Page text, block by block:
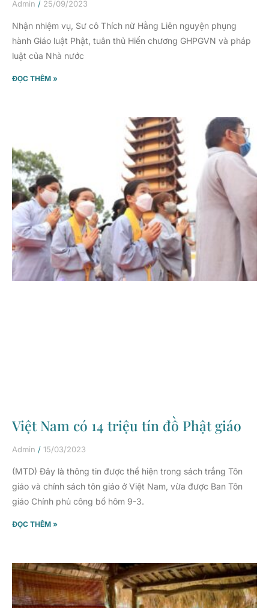
Admin 25/09/2023
Nhận nhiệm vụ, Sư cô Thích nữ Hằng Liên nguyện phụng
hành Giáo luật Phật, tuân thủ Hiến chương GHPGVN và pháp
luật của Nhà nước
ĐỌC THÊM »
Việt Nam có 14 triệu tín đồ Phật giáo
Admin 15/03/2023
(MTD) Đây là thông tin được thể hiện trong sách trắng Tôn
giáo và chính sách tôn giáo ở Việt Nam, vừa được Ban Tôn
giáo Chính phủ công bố hôm 9-3.
ĐỌC THÊM »